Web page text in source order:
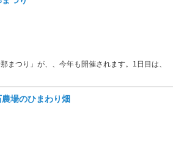
まつり」が、、今年も開催されます。1日目は、
場のひまわり畑